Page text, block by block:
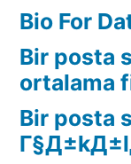
Bio For
Bir posta
ortalama
Bir posta